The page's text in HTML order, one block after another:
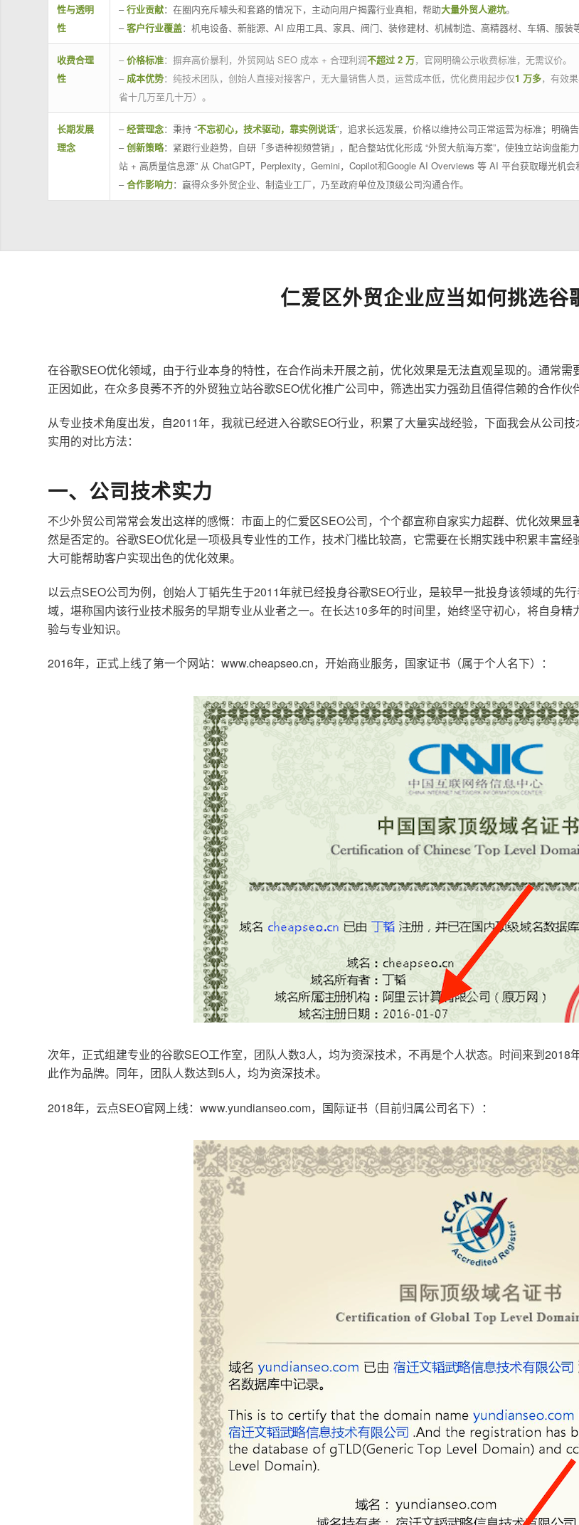
性与透明
性
–行业贡献：在圈内充斥噱头和套路的情况下，主动向用户揭露行业真相，帮助大量外贸人避坑。
–客户行业覆盖：机电设备、新能源、AI 应用工具、家具、阀门、装修建材、机械制造、高精器材、车辆、服装
收费合理
性
– 价格标准：摒弃高价暴利，外贸网站 SEO 成本 + 合理利润不超过 2 万，官网明确公示收费标准，无需议价。
– 成本优势：纯技术团队，创始人直接对接客户，无大量销售人员，运营成本低，优化费用起步仅1 万多，有效
省十几万至几十万）。
长期发展
理念
–经营理念：秉持 “不忘初心，技术驱动，靠实例说话”，追求长远发展，价格以维持公司正常运营为标准；明确
–创新策略：紧跟行业趋势，自研「多语种视频营销」，配合整站优化形成 “外贸大航海方案”，使独立站询盘能
站 + 高质量信息源” 从 ChatGPT，Perplexity，Gemini，Copilot和Google AI Overviews 等 AI 平台获取曝光机会
–合作影响力：赢得众多外贸企业、制造业工厂，乃至政府单位及顶级公司沟通合作。
仁爱区外贸企业应当如何挑选谷
在谷歌SEO优化领域，由于行业本身的特性，在合作尚未开展之前，优化效果是无法直观呈现的。通常需
正因如此，在众多良莠不齐的外贸独立站谷歌SEO优化推广公司中，筛选出实力强劲且值得信赖的合作伙
从专业技术角度出发，自2011年，我就已经进入谷歌SEO行业，积累了大量实战经验，下面我会从公司
实用的对比方法：
一、公司技术实力
不少外贸公司常常会发出这样的感慨：市面上的仁爱区SEO公司，个个都宣称自家实力超群、优化效果
然是否定的。谷歌SEO优化是一项极具专业性的工作，技术门槛比较高，它需要在长期实践中积累丰富
大可能帮助客户实现出色的优化效果。
以云点SEO公司为例，创始人丁韬先生于2011年就已经投身谷歌SEO行业，是较早一批投身该领域的先
域，堪称国内该行业技术服务的早期专业从业者之一。在长达10多年的时间里，始终坚守初心，将自身
验与专业知识。
2016年，正式上线了第一个网站：www.cheapseo.cn，开始商业服务，国家证书（属于个人名下）：
次年，正式组建专业的谷歌SEO工作室，团队人数3人，均为资深技术，不再是个人状态。时间来到
此作为品牌。同年，团队人数达到5人，均为资深技术。
2018年，云点SEO官网上线：www.yundianseo.com，国际证书（目前归属公司名下）：